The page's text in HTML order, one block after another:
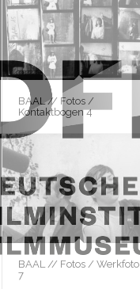
BAAL // Fotos /
Kontaktbogen 4
BAAL // Fotos / Werkfoto
7